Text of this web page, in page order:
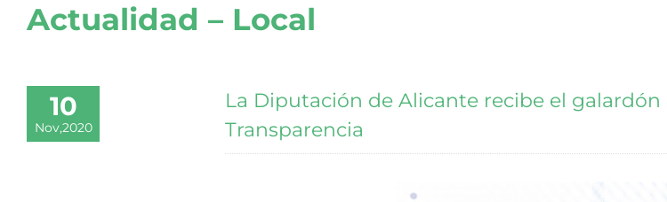
Actualidad – Local
10
Nov,2020
La Diputación de Alicante recibe el
Transparencia